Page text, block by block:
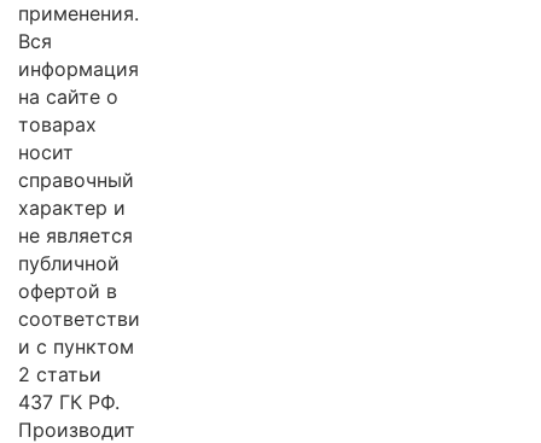
применения.
Вся
информация
на сайте о
товарах
носит
справочный
характер и
не является
публичной
офертой в
соответстви
и с пунктом
2 статьи
437 ГК РФ.
Производит